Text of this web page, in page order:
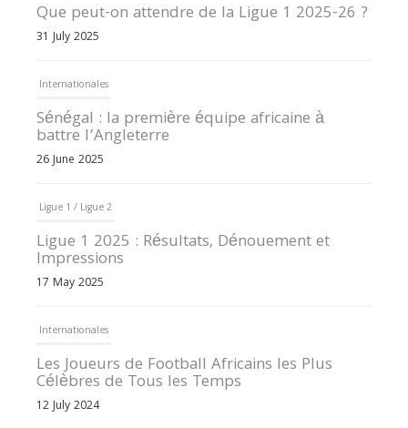
Que peut-on attendre de la Ligue 1 2025-26 ?
31 July 2025
Internationales
Sénégal : la première équipe africaine à
battre l’Angleterre
26 June 2025
Ligue 1 / Ligue 2
Ligue 1 2025 : Résultats, Dénouement et
Impressions
17 May 2025
Internationales
Les Joueurs de Football Africains les Plus
Célèbres de Tous les Temps
12 July 2024